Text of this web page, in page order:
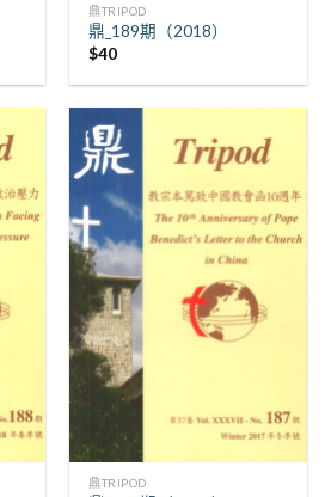
鼎TRIPOD
鼎_189期（2018）
$40
鼎TRIPOD